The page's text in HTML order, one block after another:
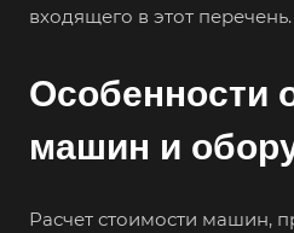
входящего в этот перечень.
Особенности
машин и
Расчет стоимости машин,